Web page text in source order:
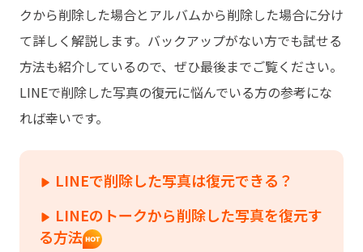
クから削除した場合とアルバムから削除した場合に分け
て詳しく解説します。バックアップがない方でも試せる
方法も紹介しているので、ぜひ最後までご覧ください。
LINEで削除した写真の復元に悩んでいる方の参考にな
れば幸いです。
LINEで削除した写真は復元できる？
LINEのトークから削除した写真を復元す
る方法